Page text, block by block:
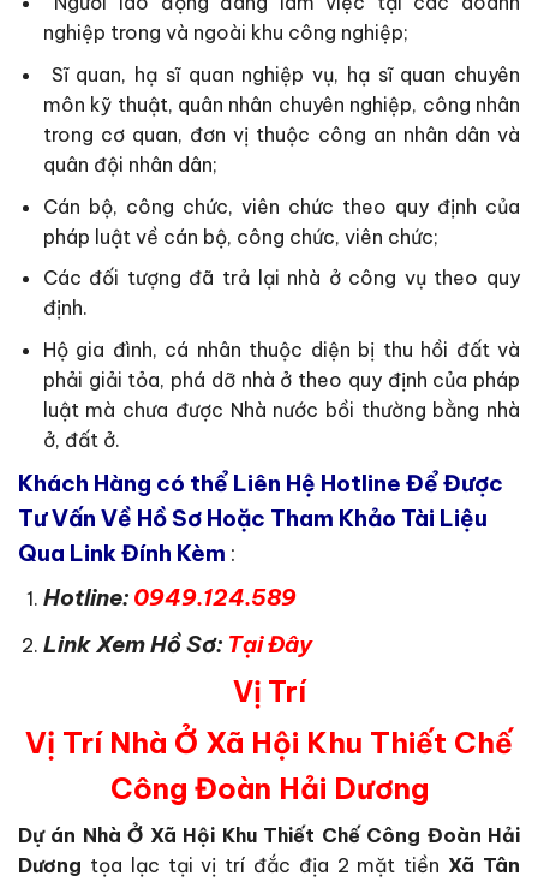
nghiệp trong và ngoài khu công nghiệp;
Sĩ quan, hạ sĩ quan nghiệp vụ, hạ sĩ quan chuyên
môn kỹ thuật, quân nhân chuyên nghiệp, công nhân
trong cơ quan, đơn vị thuộc công an nhân dân và
quân đội nhân dân;
Cán bộ, công chức, viên chức theo quy định của
pháp luật về cán bộ, công chức, viên chức;
Các đối tượng đã trả lại nhà ở công vụ theo quy
định.
Hộ gia đình, cá nhân thuộc diện bị thu hồi đất và
phải giải tỏa, phá dỡ nhà ở theo quy định của pháp
luật mà chưa được Nhà nước bồi thường bằng nhà
ở, đất ở.
Khách Hàng có thể Liên Hệ Hotline Để Được
Tư Vấn Về Hồ Sơ Hoặc Tham Khảo Tài Liệu
Qua Link Đính Kèm :
Hotline: 0949.124.589
Link Xem Hồ Sơ: Tại Đây
Vị Trí
Vị Trí Nhà Ở Xã Hội Khu Thiết Chế
Công Đoàn Hải Dương
Dự án Nhà Ở Xã Hội Khu Thiết Chế Công Đoàn Hải
Dương tọa lạc tại vị trí đắc địa 2 mặt tiền Xã Tân